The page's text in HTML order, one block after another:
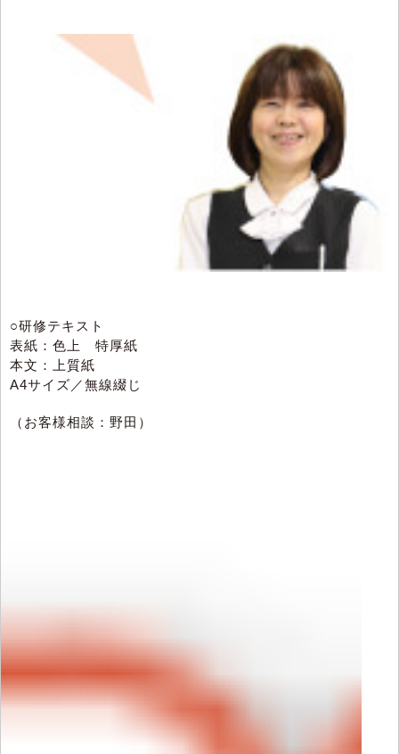
○研修テキスト
表紙：色上 特厚紙
本文：上質紙
A4サイズ／無線綴じ
（お客様相談：野田）